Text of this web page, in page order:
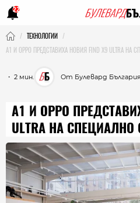
22
ТЕХНОЛОГИИ
A1 И OPPO ПРЕДСТАВИХА НОВИЯ FIND X9 ULTRA НА
・ 2 мин. От Булевард България
A1 И OPPO
ULTRA НА СПЕЦИАЛНО